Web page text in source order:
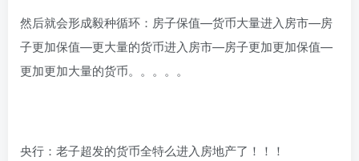
然后就会形成毅种循环：房子保值—货币大量进入房市—房
子更加保值—更大量的货币进入房市—房子更加更加保值—
更加更加大量的货币。。。。。
央行：老子超发的货币全特么进入房地产了！！！